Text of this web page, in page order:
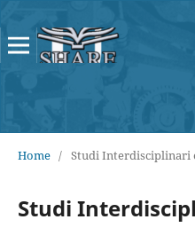
Home / Studi Interdisciplinari
Studi